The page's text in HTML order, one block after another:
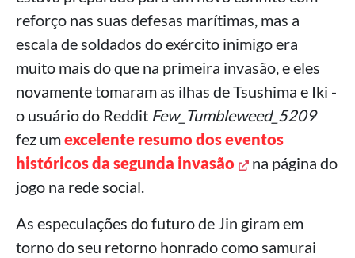
reforço nas suas defesas marítimas, mas a
escala de soldados do exército inimigo era
muito mais do que na primeira invasão, e eles
novamente tomaram as ilhas de Tsushima e Iki -
o usuário do Reddit Few_Tumbleweed_5209
fez umexcelente resumo dos eventos
históricos da segunda invasão
na página do
jogo na rede social.
As especulações do futuro de Jin giram em
torno do seu retorno honrado como samurai